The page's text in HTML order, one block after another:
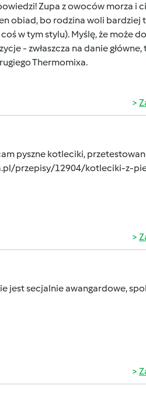
Zupa z owoców morza
obiad, bo rodzina woli
w tym stylu). Myślę, że może
- zwłaszcza na danie
Thermomixa.
pyszne kotleciki,
przepisy/12904/kotleciki-z-
jest secjalnie awangardowe,